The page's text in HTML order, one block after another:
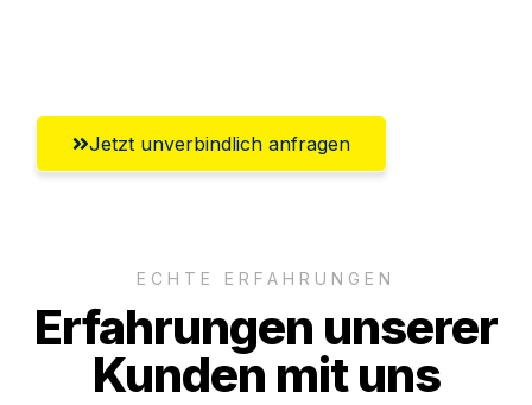
Jetzt unverbindlich anfragen
ECHTE ERFAHRUNGEN
Erfahrungen unserer
Kunden mit uns